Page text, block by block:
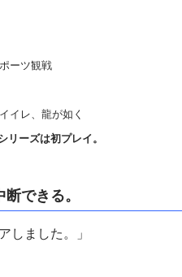
ーツ観戦
イレ、龍が如く
ーズは初プレイ。
できる。
しました。」